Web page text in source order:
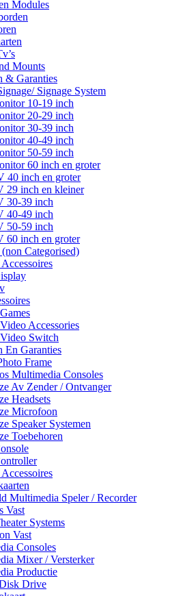
Modules
Mounts
& Garanties
Signage System
10-19 inch
20-29 inch
30-39 inch
40-49 inch
50-59 inch
60 inch en groter
40 inch en groter
29 inch en kleiner
30-39 inch
40-49 inch
50-59 inch
60 inch en groter
Categorised)
Accessories
Switch
En Garanties
Frame
Multimedia Consoles
Av Zender / Ontvanger
Headsets
Microfoon
Speaker Systemen
Toebehoren
Multimedia Speler / Recorder
Vast
Systems
Vast
Consoles
Mixer / Versterker
Productie
Drive